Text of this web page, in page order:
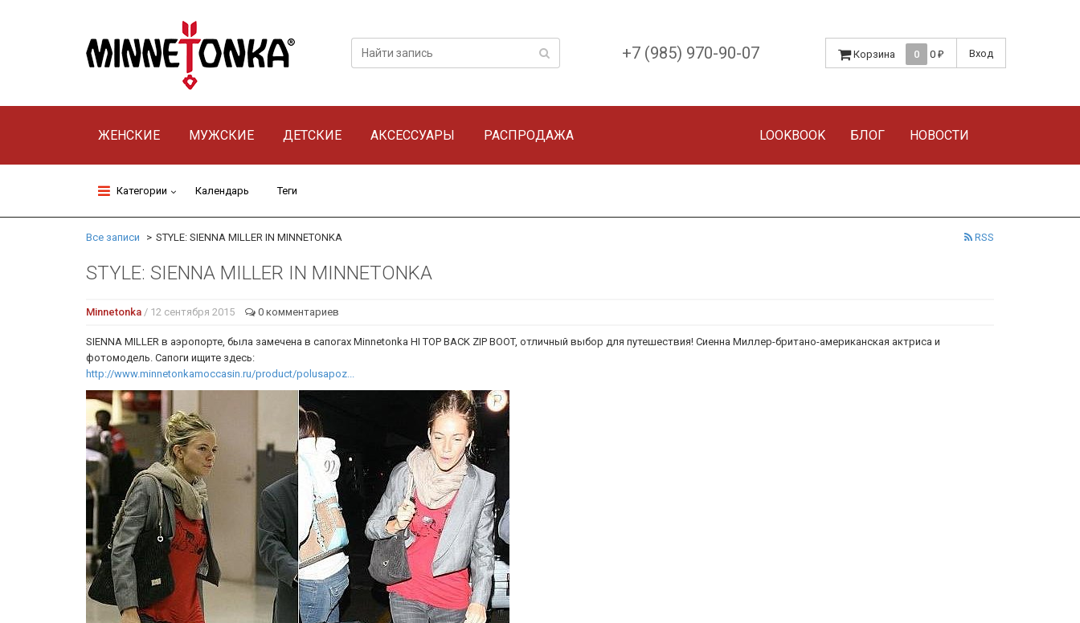
+7 (985) 970-90-07 Корзина 0 0 ₽ Вход
ЖЕНСКИЕ МУЖСКИЕ ДЕТСКИЕ АКСЕССУАРЫ РАСПРОДАЖА LOOKBOOK БЛОГ НОВОСТИ
Категории Календарь Теги
Все записи STYLE: SIENNA MILLER IN MINNETONKA RSS
STYLE: SIENNA MILLER IN MINNETONKA
Minnetonka / 12 сентября 2015 0 комментариев
SIENNA MILLER в аэропорте, была замечена в сапогах Minnetonka HI TOP BACK ZIP BOOT, отличный выбор для путешествия! Сиенна Миллер-британо-американская актриса и
фотомодель. Сапоги ищите здесь:
http://www.minnetonkamoccasin.ru/product/polusapoz...